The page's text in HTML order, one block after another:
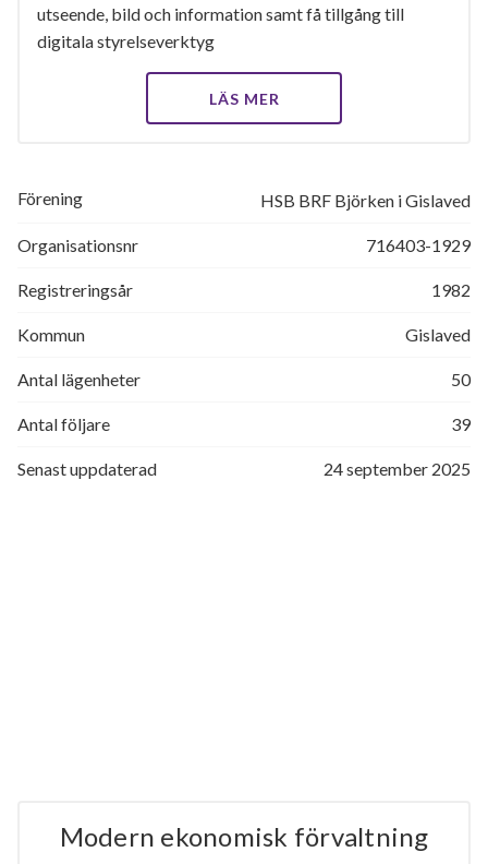
utseende, bild och information samt få tillgång till
digitala styrelseverktyg
LÄS MER
Förening HSB BRF Björken i Gislaved
Organisationsnr 716403-1929
Registreringsår 1982
Kommun Gislaved
Antal lägenheter 50
Antal följare 39
Senast uppdaterad 24 september 2025
Modern ekonomisk förvaltning